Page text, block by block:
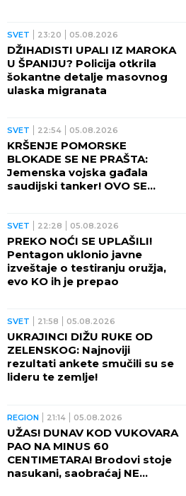
SVET 23:20 05.08.2026
DŽIHADISTI UPALI IZ MAROKA
U ŠPANIJU? Policija otkrila
šokantne detalje masovnog
ulaska migranata
SVET 22:54 05.08.2026
KRŠENJE POMORSKE
BLOKADE SE NE PRAŠTA:
Jemenska vojska gađala
saudijski tanker! OVO SE
SVET 22:28 05.08.2026
PREKO NOĆI SE UPLAŠILI!
Pentagon uklonio javne
izveštaje o testiranju oružja,
evo KO ih je prepao
SVET 21:58 05.08.2026
UKRAJINCI DIŽU RUKE OD
ZELENSKOG: Najnoviji
rezultati ankete smučili su se
lideru te zemlje!
REGION 21:14 05.08.2026
UŽAS! DUNAV KOD VUKOVARA
PAO NA MINUS 60
CENTIMETARA! Brodovi stoje
nasukani, saobraćaj NE